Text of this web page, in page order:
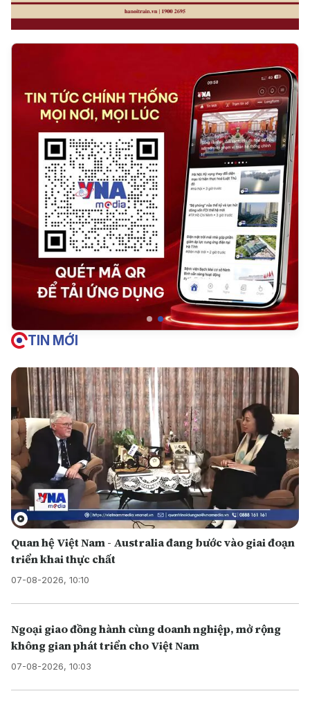
TIN MỚI
Quan hệ Việt Nam - Australia đang bước vào giai đoạn
triển khai thực chất
07-08-2026, 10:10
Ngoại giao đồng hành cùng doanh nghiệp, mở rộng
không gian phát triển cho Việt Nam
07-08-2026, 10:03